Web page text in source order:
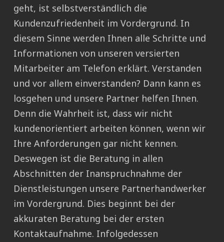
geht, ist selbstverständlich die
Kundenzufriedenheit im Vordergrund. In
diesem Sinne werden Ihnen alle Schritte und
Informationen von unseren versierten
Mitarbeiter am Telefon erklärt. Verstanden
und vor allem einverstanden? Dann kann es
losgehen und unsere Partner helfen Ihnen.
Denn die Wahrheit ist, dass wir nicht
kundenorientiert arbeiten können, wenn wir
Ihre Anforderungen gar nicht kennen.
Deswegen ist die Beratung in allen
Abschnitten der Inanspruchnahme der
Dienstleistungen unsere Partnerhandwerker
im Vordergrund. Dies beginnt bei der
akkuraten Beratung bei der ersten
Kontaktaufnahme. Infolgedessen